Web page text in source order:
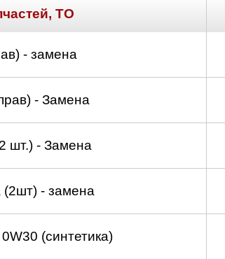
ТО
- замена
- Замена
шт.) - Замена
(2шт) - замена
(синтетика)